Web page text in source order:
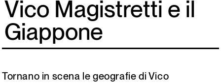
Vico Magistretti
Visita
Vico Magistretti e il
Giappone
Tornano in scena le geografie di Vico